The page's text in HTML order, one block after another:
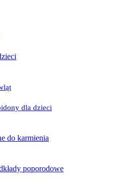
dla dzieci
do karmienia
poporodowe